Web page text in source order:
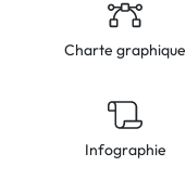
Charte graphique
Infographie